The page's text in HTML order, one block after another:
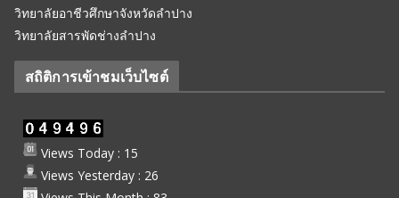
วิทยาลัยอาชีวศึกษาจังหวัดลำปาง
วิทยาลัยสารพัดช่างลำปาง
สถิติการเข้าชมเว็บไซต์
Views Today : 15
Views Yesterday : 26